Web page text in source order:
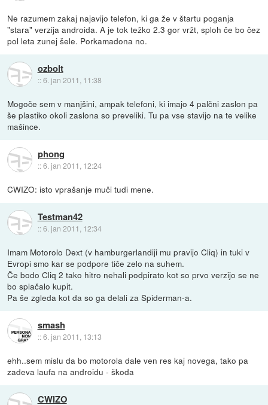
Ne razumem zakaj najavijo telefon, ki ga že v štartu poganja
"stara" verzija androida. A je tok težko 2.3 gor vržt, sploh če bo čez
pol leta zunej šele. Porkamadona no.
ozbolt
::6. jan 2011, 11:38
Mogoče sem v manjšini, ampak telefoni, ki imajo 4 palčni zaslon pa
še plastiko okoli zaslona so preveliki. Tu pa vse stavijo na te velike
mašince.
phong
::6. jan 2011, 12:24
CWIZO: isto vprašanje muči tudi mene.
Testman42
::6. jan 2011, 12:34
Imam Motorolo Dext (v hamburgerlandiji mu pravijo Cliq) in tuki v
Evropi smo kar se podpore tiče zelo na suhem.
Če bodo Cliq 2 tako hitro nehali podpirato kot so prvo verzijo se ne
bo splačalo kupit.
Pa še zgleda kot da so ga delali za Spiderman-a.
smash
::6. jan 2011, 13:13
ehh..sem mislu da bo motorola dale ven res kaj novega, tako pa
zadeva laufa na androidu - škoda
CWIZO